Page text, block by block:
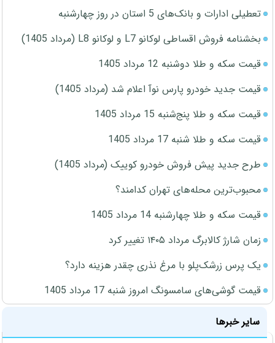
تعطیلی ادارات و بانک‌های 5 استان در روز چهارشنبه
بخشنامه فروش اقساطی لوکانو L7 و لوکانو L8 (مرداد 1405)
قیمت سکه و طلا دوشنبه 12 مرداد 1405
قیمت جدید خودرو پارس نوآ اعلام شد (مرداد 1405)
قیمت سکه و طلا پنج‌شنبه 15 مرداد 1405
قیمت سکه و طلا شنبه 17 مرداد 1405
طرح جدید پیش فروش خودرو کوییک (مرداد 1405)
محبوب‌ترین محله‌های تهران کدامند؟
قیمت سکه و طلا چهارشنبه 14 مرداد 1405
زمان شارژ کالابرگ مرداد ۱۴۰۵ تغییر کرد
یک پرس زرشک‌پلو با مرغ نذری چقدر هزینه دارد؟
قیمت گوشی‌های سامسونگ امروز شنبه 17 مرداد 1405
سایر خبرها